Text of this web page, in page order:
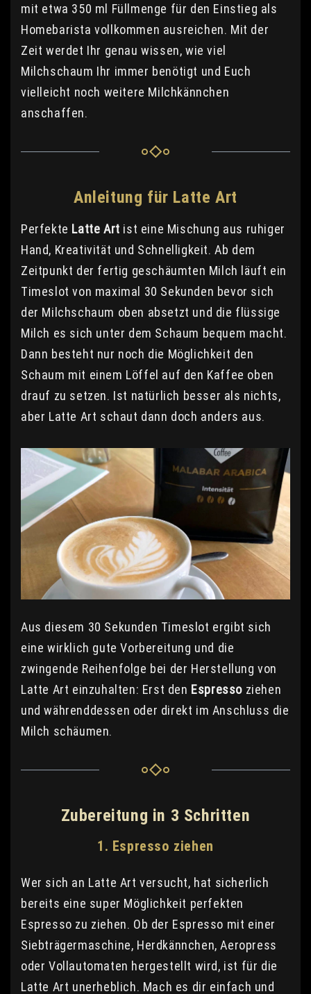
mit etwa 350 ml Füllmenge für den Einstieg als
Homebarista vollkommen ausreichen. Mit der
Zeit werdet Ihr genau wissen, wie viel
Milchschaum Ihr immer benötigt und Euch
vielleicht noch weitere Milchkännchen
anschaffen.
Anleitung für Latte Art
Perfekte Latte Art ist eine Mischung aus ruhiger
Hand, Kreativität und Schnelligkeit. Ab dem
Zeitpunkt der fertig geschäumten Milch läuft ein
Timeslot von maximal 30 Sekunden bevor sich
der Milchschaum oben absetzt und die flüssige
Milch es sich unter dem Schaum bequem macht.
Dann besteht nur noch die Möglichkeit den
Schaum mit einem Löffel auf den Kaffee oben
drauf zu setzen. Ist natürlich besser als nichts,
aber Latte Art schaut dann doch anders aus.
Aus diesem 30 Sekunden Timeslot ergibt sich
eine wirklich gute Vorbereitung und die
zwingende Reihenfolge bei der Herstellung von
Latte Art einzuhalten: Erst den Espresso ziehen
und währenddessen oder direkt im Anschluss die
Milch schäumen.
Zubereitung in 3 Schritten
1. Espresso ziehen
Wer sich an Latte Art versucht, hat sicherlich
bereits eine super Möglichkeit perfekten
Espresso zu ziehen. Ob der Espresso mit einer
Siebträgermaschine, Herdkännchen, Aeropress
oder Vollautomaten hergestellt wird, ist für die
Latte Art unerheblich. Mach es dir einfach und